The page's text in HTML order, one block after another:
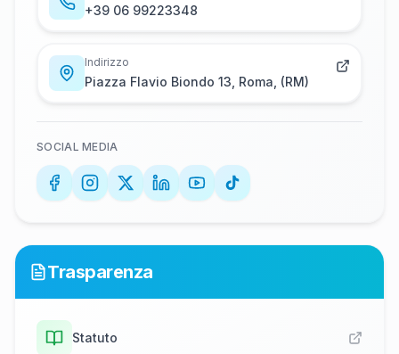
+​3​9​ ​0​6​ ​9​9​2​2​3​3​4​8
Indirizzo
Piazza Flavio Biondo 13, Roma, (RM)
SOCIAL MEDIA
Trasparenza
Statuto